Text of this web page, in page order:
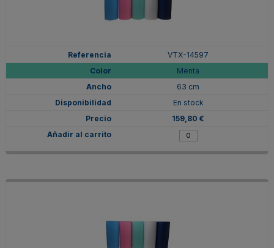
VTX-14597
Menta
63 cm
En stock
159,80 €